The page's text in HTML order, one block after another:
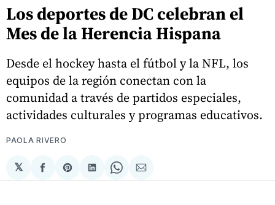
Los deportes de DC celebran el
Mes de la Herencia Hispana
Desde el hockey hasta el fútbol y la NFL, los
equipos de la región conectan con la
comunidad a través de partidos especiales,
actividades culturales y programas educativos.
PAOLA RIVERO
𝕏
Compartir
en
Share
on
Compartir
en
Share
on
Compartir
via